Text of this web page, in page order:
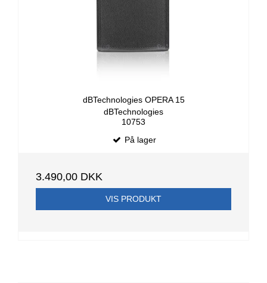
dBTechnologies OPERA 15
dBTechnologies
10753
På lager
3.490,00 DKK
VIS PRODUKT